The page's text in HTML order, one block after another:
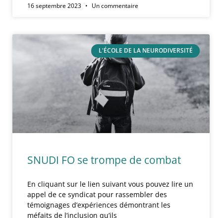
16 septembre 2023 Un commentaire
L'ÉCOLE DE LA NEURODIVERSITÉ
SNUDI FO se trompe de combat
En cliquant sur le lien suivant vous pouvez lire un
appel de ce syndicat pour rassembler des
témoignages d’expériences démontrant les
méfaits de l’inclusion qu’ils